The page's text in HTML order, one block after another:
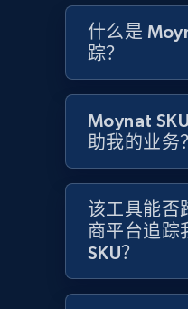
and more.
2.1K+
Home Depot US -
specific category
URL, Domain,
Sku, Product id,
and more.
什么是
踪？
Moynat
助我的业务？
该工具能否
商平台追踪
SKU？